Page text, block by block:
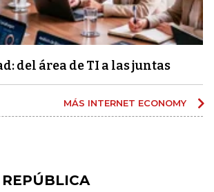
del área de TI a las juntas
MÁS INTERNET ECONOMY